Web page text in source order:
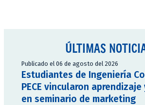
ÚLTIMAS
Publicado el 06 de agosto del 2026
Estudiantes de Ingeniería
PECE vincularon
en seminario de marketing